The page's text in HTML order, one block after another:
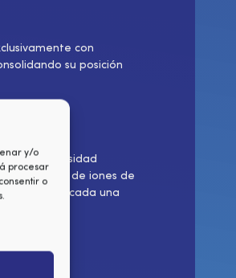
y/o
procesar
o
con
su posición
su alta densidad
baterías de iones de
cada una